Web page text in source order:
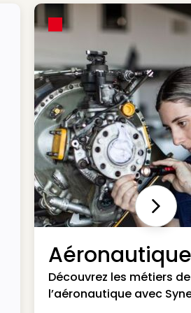
Aéronautique
Découvrez les métiers de
l’aéronautique avec
Next